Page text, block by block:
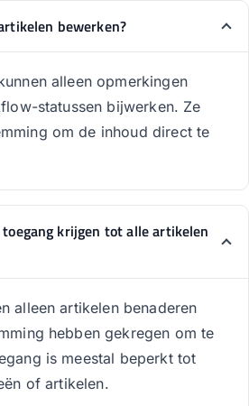
bewerken?
alleen opmerkingen
statussen bijwerken. Ze
om de inhoud direct te
krijgen tot alle artikelen
alleen artikelen benaderen
hebben gekregen om te
is meestal beperkt tot
of artikelen.